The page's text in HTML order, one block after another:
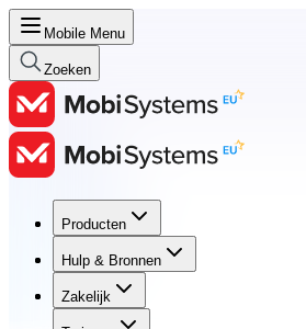
Mobile Menu
Zoeken
Producten
Hulp & Bronnen
Zakelijk
Producten
Hulp & Bronnen
Zakelijk